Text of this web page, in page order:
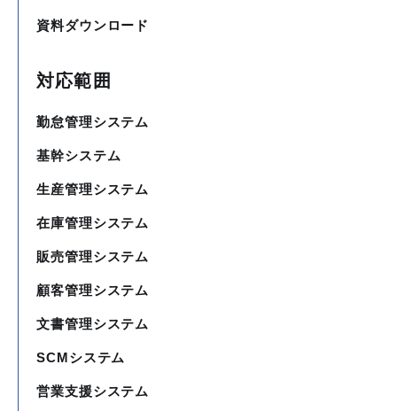
資料ダウンロード
対応範囲
勤怠管理システム
基幹システム
生産管理システム
在庫管理システム
販売管理システム
顧客管理システム
文書管理システム
SCMシステム
営業支援システム